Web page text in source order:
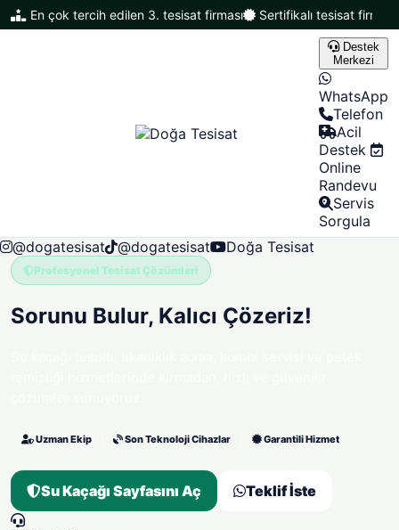
En çok tercih edilen 3. tesisat firması Sertifikalı tesisat firması
Destek
Merkezi
WhatsApp
Telefon
Acil
Destek
Online
Randevu
Servis
Sorgula
@dogatesisat
@dogatesisat Doğa Tesisat
Profesyonel Tesisat Çözümleri
Sorunu Bulur, Kalıcı Çözeriz!
Uzman Ekip Son Teknoloji Cihazlar Garantili Hizmet
Su Kaçağı Sayfasını Aç Teklif İste